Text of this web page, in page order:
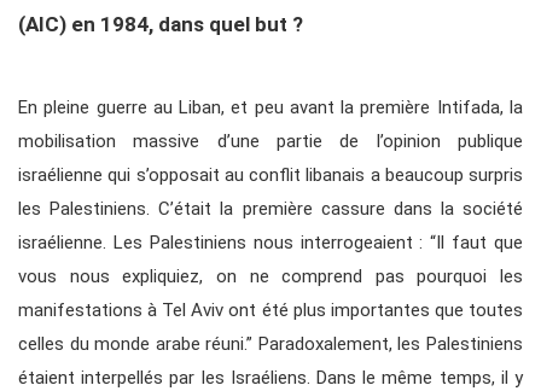
(AIC) en 1984, dans quel but ?
En pleine guerre au Liban, et peu avant la première Intifada, la
mobilisation massive d’une partie de l’opinion publique
israélienne qui s’opposait au conflit libanais a beaucoup surpris
les Palestiniens. C’était la première cassure dans la société
israélienne. Les Palestiniens nous interrogeaient : “Il faut que
vous nous expliquiez, on ne comprend pas pourquoi les
manifestations à Tel Aviv ont été plus importantes que toutes
celles du monde arabe réuni.” Paradoxalement, les Palestiniens
étaient interpellés par les Israéliens. Dans le même temps, il y